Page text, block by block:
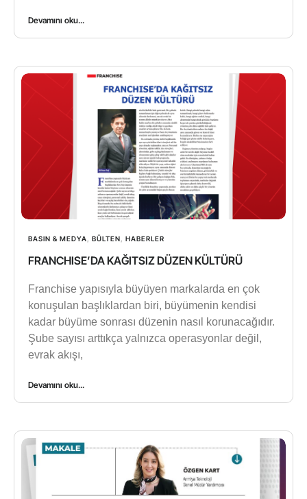
Devamını oku...
BASIN & MEDYA BÜLTEN HABERLER
FRANCHISE’DA KAĞITSIZ DÜZEN KÜLTÜRÜ
Franchise yapısıyla büyüyen markalarda en çok
konuşulan başlıklardan biri, büyümenin kendisi
kadar büyüme sonrası düzenin nasıl korunacağıdır.
Şube sayısı arttıkça yalnızca operasyonlar değil,
evrak akışı,
Devamını oku...